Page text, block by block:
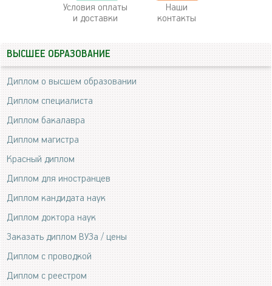
Условия оплаты
и доставки
Наши
контакты
ВЫСШЕЕ ОБРАЗОВАНИЕ
Диплом о высшем образовании
Диплом специалиста
Диплом бакалавра
Диплом магистра
Красный диплом
Диплом для иностранцев
Диплом кандидата наук
Диплом доктора наук
Заказать диплом ВУЗа / цены
Диплом с проводкой
Диплом с реестром